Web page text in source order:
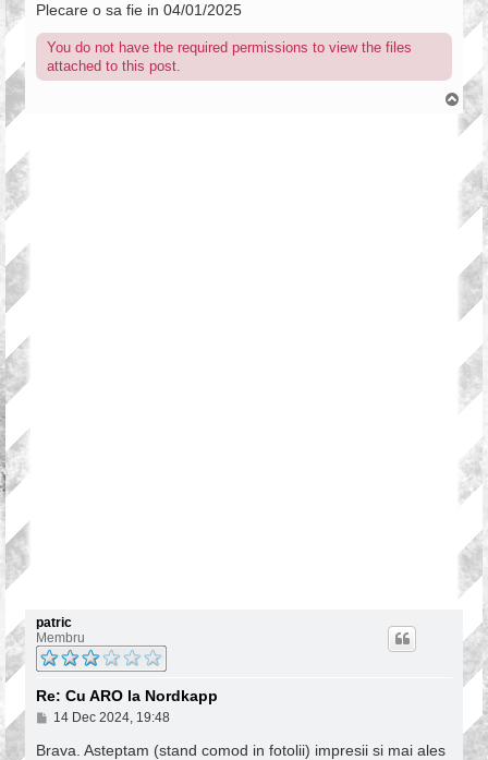
Plecare o sa fie in 04/01/2025
You do not have the required permissions to view the files
attached to this post.
T
o
p
patric
Membru
Re: Cu ARO la Nordkapp
P
s
14 Dec 2024, 19:48
Brava. Asteptam (stand comod in fotolii) impresii si mai ales